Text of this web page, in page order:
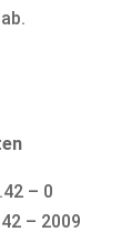
– 0
– 2009